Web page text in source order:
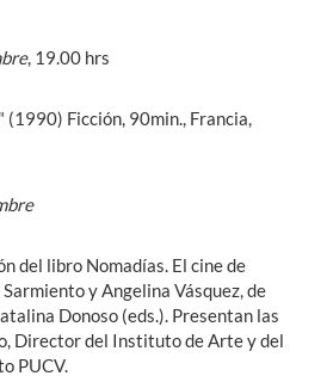
, 19.00 hrs
(1990) Ficción, 90min., Francia,
del libro Nomadías. El cine de
y Angelina Vásquez, de
Donoso (eds.). Presentan las
Director del Instituto de Arte y del
PUCV.